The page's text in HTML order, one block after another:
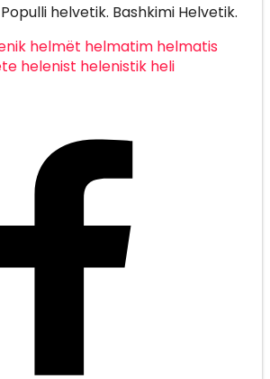
helvetik. Bashkimi Helvetik.
helmët helmatim helmatis
helenist helenistik heli